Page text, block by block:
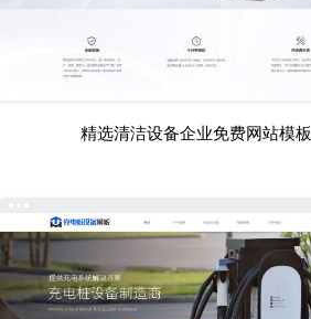
精选清洁设备企业免费网站模板